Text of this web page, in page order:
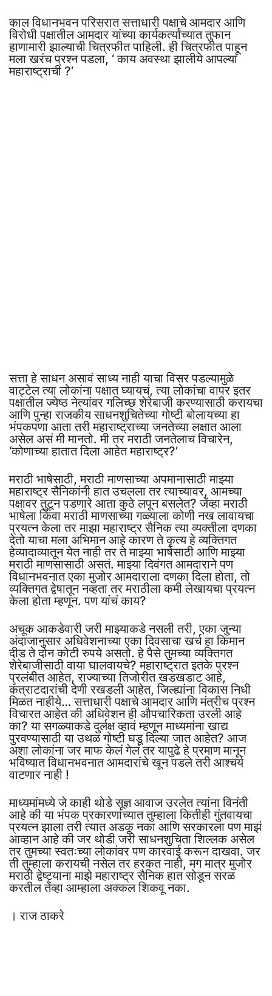
काल विधानभवन परिसरात सत्ताधारी पक्षाचे आमदार आणि
विरोधी पक्षातील आमदार यांच्या कार्यकर्त्यांच्यात तुफान
हाणामारी झाल्याची चित्रफीत पाहिली. ही चित्रफीत पाहून
मला खरंच प्रश्न पडला, ‘ काय अवस्था झालीये आपल्या
महाराष्ट्राची ?’
सत्ता हे साधन असावं साध्य नाही याचा विसर पडल्यामुळे
वाट्टेल त्या लोकांना पक्षात घ्यायचं, त्या लोकांचा वापर इतर
पक्षातील ज्येष्ठ नेत्यांवर गलिच्छ शेरेबाजी करण्यासाठी करायचा
आणि पुन्हा राजकीय साधनशुचितेच्या गोष्टी बोलायच्या हा
भंपकपणा आता तरी महाराष्ट्राच्या जनतेच्या लक्षात आला
असेल असं मी मानतो. मी तर मराठी जनतेलाच विचारेन,
‘कोणाच्या हातात दिला आहेत महाराष्ट्र?’
मराठी भाषेसाठी, मराठी माणसाच्या अपमानासाठी माझ्या
महाराष्ट्र सैनिकांनी हात उचलला तर त्याच्यावर, आमच्या
पक्षावर तुटून पडणारे आता कुठे लपून बसलेत? जेंव्हा मराठी
भाषेला किंवा मराठी माणसाच्या गळ्याला कोणी नख लावायचा
प्रयत्न केला तर माझा महाराष्ट्र सैनिक त्या व्यक्तीला दणका
देतो याचा मला अभिमान आहे कारण ते कृत्य हे व्यक्तिगत
हेव्यादाव्यातून येत नाही तर ते माझ्या भाषेसाठी आणि माझ्या
मराठी माणसासाठी असतं. माझ्या दिवंगत आमदाराने पण
विधानभवनात एका मुजोर आमदाराला दणका दिला होता, तो
व्यक्तिगत द्वेषातून नव्हता तर मराठीला कमी लेखायचा प्रयत्न
केला होता म्हणून. पण यांचं काय?
अचूक आकडेवारी जरी माझ्याकडे नसली तरी, एका जुन्या
अंदाजानुसार अधिवेशनाच्या एका दिवसाचा खर्च हा किमान
दीड ते दोन कोटी रुपये असतो. हे पैसे तुमच्या व्यक्तिगत
शेरेबाजीसाठी वाया घालवायचे? महाराष्ट्रात इतके प्रश्न
प्रलंबीत आहेत, राज्याच्या तिजोरीत खडखडाट आहे,
कंत्राटदारांची देणी रखडली आहेत, जिल्ह्यांना विकास निधी
मिळत नाहीये… सत्ताधारी पक्षाचे आमदार आणि मंत्रीच प्रश्न
विचारत आहेत की अधिवेशन ही औपचारिकता उरली आहे
का? या सगळ्याकडे दुर्लक्ष व्हावं म्हणून माध्यमांना खाद्य
पुरवण्यासाठी या उथळ गोष्टी घडू दिल्या जात आहेत? आज
अशा लोकांना जर माफ केलं गेलं तर यापुढे हे प्रमाण मानून
भविष्यात विधानभवनात आमदारांचे खून पडले तरी आश्चर्य
वाटणार नाही !
माध्यमांमध्ये जे काही थोडे सूज्ञ आवाज उरलेत त्यांना विनंती
आहे की या भंपक प्रकारणांच्यात तुम्हाला कितीही गुंतवायचा
प्रयत्न झाला तरी त्यात अडकू नका आणि सरकारला पण माझं
आव्हान आहे की जर थोडी जरी साधनशुचिता शिल्लक असेल
तर तुमच्या स्वतःच्या लोकांवर पण कारवाई करून दाखवा. जर
ती तुम्हाला करायची नसेल तर हरकत नाही, मग मात्र मुजोर
मराठी द्वेष्ट्याना माझे महाराष्ट्र सैनिक हात सोडून सरळ
करतील तेंव्हा आम्हाला अक्कल शिकवू नका.
। राज ठाकरे